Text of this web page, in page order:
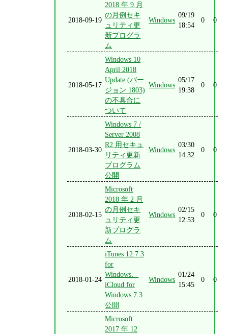
2018-09-19
2018 年 9 月
の月例セキ
ュリティ更
新プログラ
ム
Windows
09/19
18:54
0 0
2018-05-17
Windows 10
April 2018
Update (バー
ジョン 1803)
の不具合に
ついて
Windows
05/17
19:38
0 0
2018-03-30
Windows 7 /
Server 2008
R2 用セキュ
リティ更新
プログラム
公開
Windows
03/30
14:32
0 0
2018-02-15
Microsoft
2018 年 2 月
の月例セキ
ュリティ更
新プログラ
ム
Windows
02/15
12:53
0 0
2018-01-24
iTunes 12.7.3
for
Windows、
iCloud for
Windows 7.3
公開
Windows
01/24
15:45
0 0
Microsoft
2017 年 12